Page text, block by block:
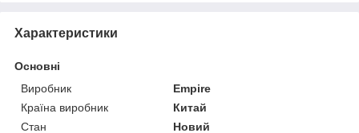
Характеристики
Основні
Виробник
Empire
Країна виробник
Китай
Стан
Новий